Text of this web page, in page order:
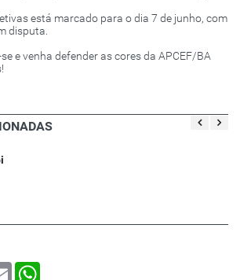
está marcado para o dia 7 de junho, com
disputa.
e venha defender as cores da APCEF/BA
Email